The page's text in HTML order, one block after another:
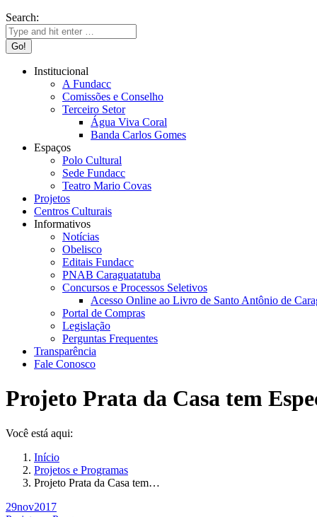
Search:
Institucional
A Fundacc
Comissões e Conselho
Terceiro Setor
Água Viva Coral
Banda Carlos Gomes
Espaços
Polo Cultural
Sede Fundacc
Teatro Mario Covas
Projetos
Centros Culturais
Informativos
Notícias
Obelisco
Editais Fundacc
PNAB Caraguatatuba
Concursos e Processos Seletivos
Acesso Online ao Livro de Santo Antônio de
Portal de Compras
Legislação
Perguntas Frequentes
Transparência
Fale Conosco
Projeto Prata da Casa tem
Você está aqui:
Início
Projetos e Programas
Projeto Prata da Casa tem…
29nov2017